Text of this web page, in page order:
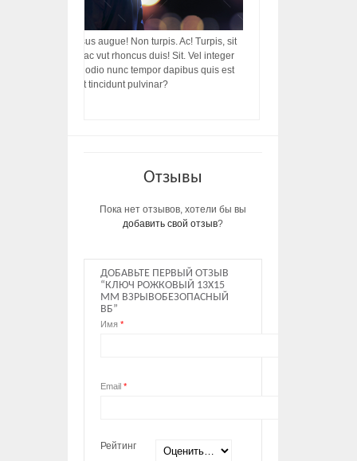
integer! Risus augue! Non turpis. Ac! Turpis, sit
rhoncus porttitor ac vut rhoncus duis! Sit. Vel integer
ut diam porttitor odio nunc tempor dapibus quis est
dictumst, vel amet tincidunt pulvinar?
Отзывы
Пока нет отзывов, хотели бы вы
добавить свой отзыв?
ДОБАВЬТЕ ПЕРВЫЙ ОТЗЫВ
“КЛЮЧ РОЖКОВЫЙ 13Х15
ММ ВЗРЫВОБЕЗОПАСНЫЙ
ВБ”
Имя *
Email *
Рейтинг